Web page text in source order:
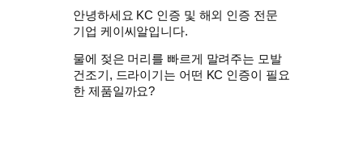
안녕하세요 KC 인증 및 해외 인증 전문
기업 케이씨알입니다.
물에 젖은 머리를 빠르게 말려주는 모발
건조기, 드라이기는 어떤 KC 인증이 필요
한 제품일까요?